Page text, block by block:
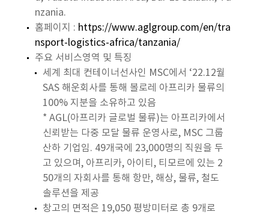
nzania.
홈페이지 : https://www.aglgroup.com/en/tra
nsport-logistics-africa/tanzania/
주요 서비스영역 및 특징
세계 최대 컨테이너선사인 MSC에서 ‘22.12월
SAS 해운회사를 통해 볼로레 아프리카 물류의
100% 지분을 소유하고 있음
* AGL(아프리카 글로벌 물류)는 아프리카에서
신뢰받는 다중 모달 물류 운영사로, MSC 그룹
산하 기업임. 49개국에 23,000명의 직원을 두
고 있으며, 아프리카, 아이티, 티모르에 있는 2
50개의 자회사를 통해 항만, 해상, 물류, 철도
솔루션을 제공
창고의 면적은 19,050 평방미터로 총 9개로